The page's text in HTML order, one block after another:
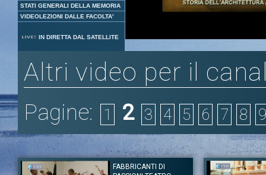
STATI GENERALI DELLA MEMORIA
VIDEOLEZIONI DALLE FACOLTA'
IN DIRETTA DAL SATELLITE
2.01%
Altri video per il
Pagine: 1 2 3 4 5 6 7 8 9
FABBRICANTI DI